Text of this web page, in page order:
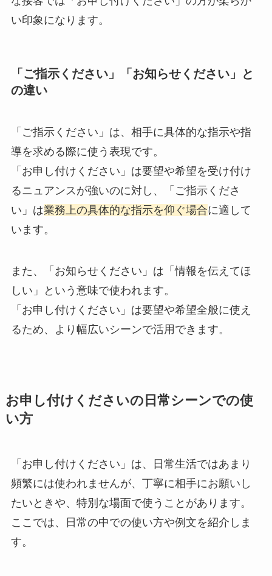
い印象になります。
「ご指示ください」「お知らせください」と
の違い
「ご指示ください」は、相手に具体的な指示や指
導を求める際に使う表現です。
「お申し付けください」は要望や希望を受け付け
るニュアンスが強いのに対し、「ご指示くださ
い」は業務上の具体的な指示を仰ぐ場合に適して
います。
また、「お知らせください」は「情報を伝えてほ
しい」という意味で使われます。
「お申し付けください」は要望や希望全般に使え
るため、より幅広いシーンで活用できます。
お申し付けくださいの日常シーンでの使
い方
「お申し付けください」は、日常生活ではあまり
頻繁には使われませんが、丁寧に相手にお願いし
たいときや、特別な場面で使うことがあります。
ここでは、日常の中での使い方や例文を紹介しま
す。